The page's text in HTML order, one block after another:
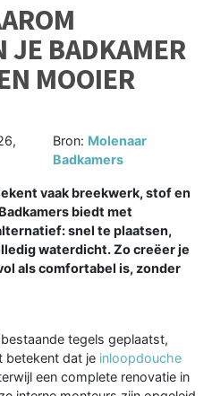
JE BADKAMER
MOOIER
Bron: Molenaar
Badkamers
vaak breekwerk, stof en
biedt met
snel te plaatsen,
waterdicht. Zo creëer je
als comfortabel is, zonder
tegels geplaatst,
betekent dat je inloopdouche
een complete renovatie in